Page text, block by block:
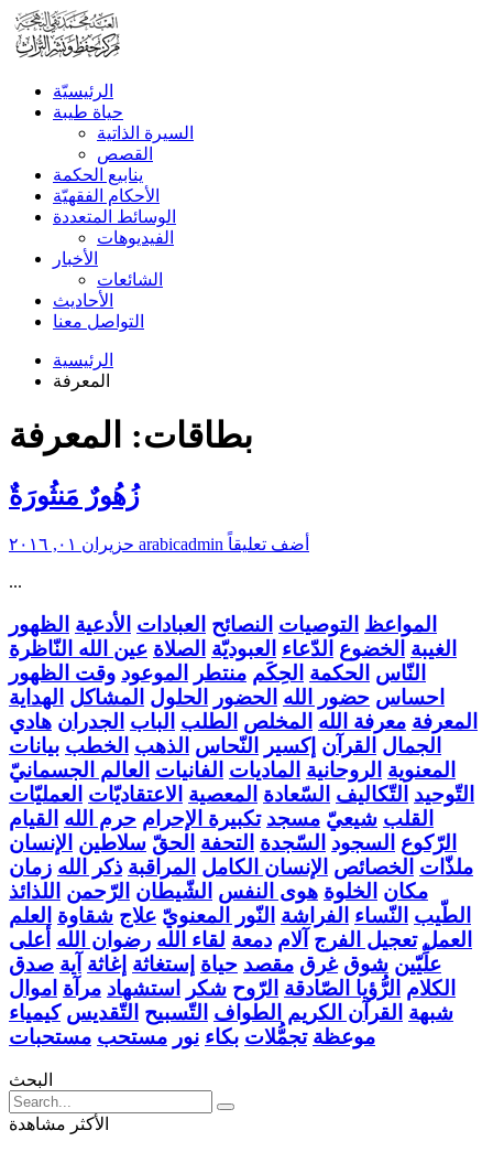
الرئیسیّة
حياة طيبة
السيرة الذاتية
القصص
ينابيع الحكمة
الأحکام الفقهیّة
الوسائط المتعددة
الفیدیوهات
الأخبار
الشائعات
الأحادیث
التواصل معنا
الرئيسية
المعرفة
بطاقات: المعرفة
زُهُورٌ مَنثُورَةٌ
arabicadmin أضف تعليقاً
...
المواعظ التوصيات النصائح العبادات الأدعية الظهور
الغيبة الخضوع الدّعاء العبوديّة الصلاة عين الله النّاظرة
النّاس الحكمة الحِكَم منتطر الموعود وقت الظهور
احساس حضور الله الحضور الحلول المشاكل الهداية
المعرفة معرفة الله المخلص الطلب الباب الجدران هادي
الجمال القرآن إكسير النّحاس الذهب الخطب بيانات
المعنوية الروحانية الماديات الفانيات العالم الجسمانيّ
التّوحيد التّكاليف السّعادة المعصية الاعتقاديّات العمليّات
القلب شيعيّ مسجد تكبيرة الإحرام حرم الله القيام
الرّكوع السجود السّجدة التحفة الحقّ سلاطين الإنسان
ملذّات الخصائص الإنسان الكامل المراقبة ذكر الله زمان
مكان الخلوة هوى النفس الشّيطان الرّحمن اللذائذ
الطّيب النّساء الفراشة النّور المعنويّ علاج شقاوة العلم
العمل تعجيل الفرج آلام دمعة لقاء الله رضوان الله أعلى
علِّيّين شوق غرق مقصد حياة إستغاثة إغاثة آية صدق
الكلام الرُّؤيا الصّادقة الرّوح شكر استشهاد مرآة اموال
شبهة القرآن الكريم الطواف التّسبيح التّقديس كيمياء
موعظة تجمُّلات بكاء نور مستحب مستحبات
البحث
الأكثر مشاهدة